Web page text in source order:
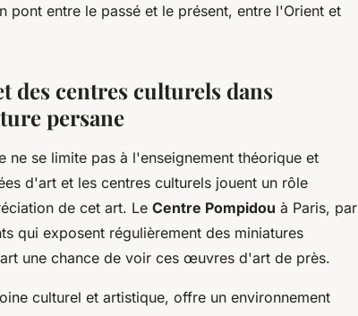
pont entre le passé et le présent, entre l'Orient et
des centres culturels dans
persane
ne se limite pas à l'enseignement théorique et
d'art et les centres culturels jouent un rôle
de cet art. Le Centre Pompidou à Paris, par
qui exposent régulièrement des miniatures
une chance de voir ces œuvres d'art de près.
culturel et artistique, offre un environnement